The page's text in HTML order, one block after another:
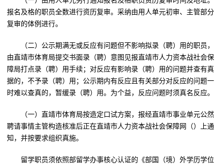
报名及格的职员全数进行资历复审。采纳由用人单元初审、主管部分
复审的体例进行。
（二）公示期满无或反应有问题但不影响拟录（聘）用的职员，
由直靖市体育局提交书面录（聘）意图见报直靖市人力资本战社会保
障局打点录（聘）用手续；对反应有影响录（聘）用的问题并查有真
据的，不予录（聘）用；公示期内有反应且有关部分对反应的问题一
时难以查真的，暂缓录（聘）用。为个益，反应问题时须真名反应。
（一）直靖市体育局按造定口试方案，报经直靖市事业单元公然
聘请事情主管构造核准后正在直靖市人力资本战社会保障网（）上通
知，并按要求组织真施。
留学职员须依照部留学办事核心认证的《部国（境）外学历学位